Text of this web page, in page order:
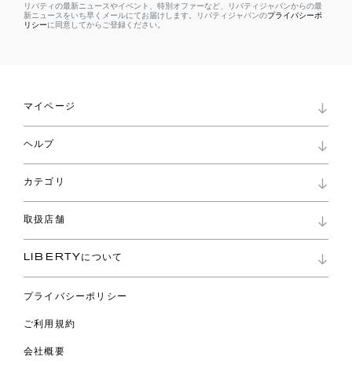
リバティの最新ニュースやイベント、特別オファーなど、リバティジャパンからの最
新ニュースをいち早くメールにてお届けします。リバティジャパンのプライバシーポ
リシーに同意してからご登録ください。
マイページ
ロイヤリティプログラム
パスワード再設定
ショッピングバッグ
ヘルプ
お問い合わせ
よくあるご質問
ご利用ガイド
カテゴリ
コレクション
ファブリックス
バッグ
ウェア
ライフスタイル
スペシャル
取扱店舗
リバティ・ファブリックス
LIBERTYについて
プライバシーポリシー
ご利用規約
会社概要